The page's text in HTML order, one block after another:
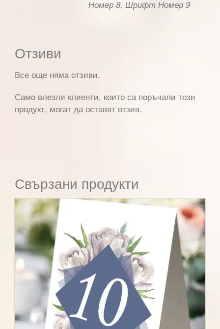
Номер 8, Шрифт Номер 9
Отзиви
Все още няма отзиви.
Само влезли клиенти, които са поръчали този
продукт, могат да оставят отзив.
Свързани продукти